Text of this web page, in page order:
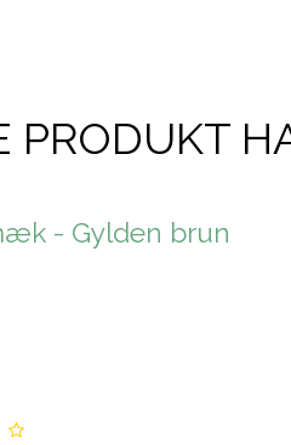
PRODUKT
- Gylden brun